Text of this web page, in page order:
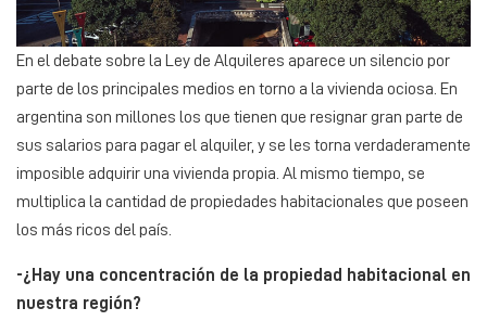
En el debate sobre la Ley de Alquileres aparece un silencio por
parte de los principales medios en torno a la vivienda ociosa. En
argentina son millones los que tienen que resignar gran parte de
sus salarios para pagar el alquiler, y se les torna verdaderamente
imposible adquirir una vivienda propia. Al mismo tiempo, se
multiplica la cantidad de propiedades habitacionales que poseen
los más ricos del país.
-¿Hay una concentración de la propiedad habitacional en
nuestra región?